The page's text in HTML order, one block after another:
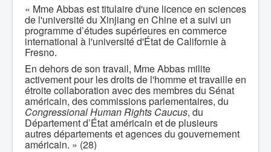
« Mme Abbas est titulaire d'une licence en sciences
de l'université du Xinjiang en Chine et a suivi un
programme d’études supérieures en commerce
international à l'université d'État de Californie à
Fresno.
En dehors de son travail, Mme Abbas milite
activement pour les droits de l'homme et travaille en
étroite collaboration avec des membres du Sénat
américain, des commissions parlementaires, du
Congressional Human Rights Caucus, du
Département d’État américain et de plusieurs
autres départements et agences du gouvernement
américain. » (28)